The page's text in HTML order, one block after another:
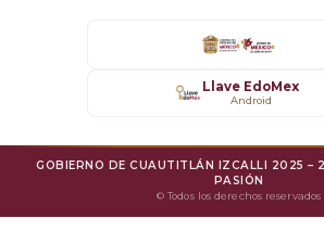
Mejora Regulatoria
Llave EdoMex
Android
GOBIERNO DE CUAUTITLÁN IZCALLI 2025 –
PASIÓN
© Todos los derechos reservados